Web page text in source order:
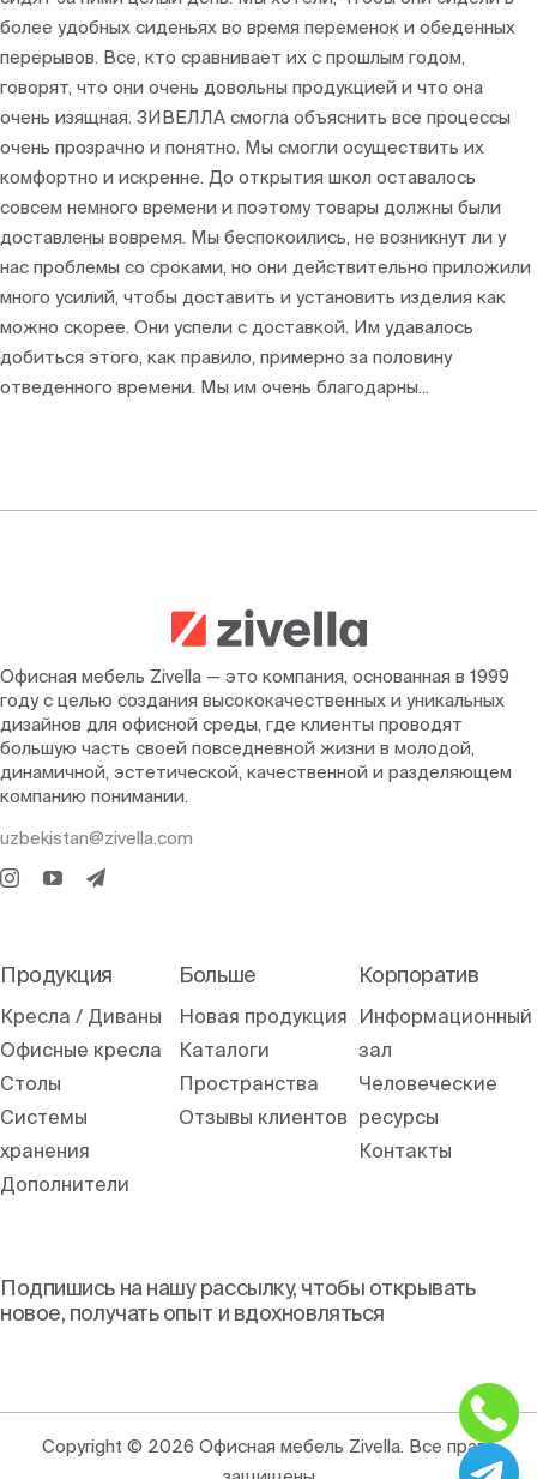
более удобных сиденьях во время переменок и обеденных
перерывов. Все, кто сравнивает их с прошлым годом,
говорят, что они очень довольны продукцией и что она
очень изящная. ЗИВЕЛЛА смогла объяснить все процессы
очень прозрачно и понятно. Мы смогли осуществить их
комфортно и искренне. До открытия школ оставалось
совсем немного времени и поэтому товары должны были
доставлены вовремя. Мы беспокоились, не возникнут ли у
нас проблемы со сроками, но они действительно приложили
много усилий, чтобы доставить и установить изделия как
можно скорее. Они успели с доставкой. Им удавалось
добиться этого, как правило, примерно за половину
отведенного времени. Мы им очень благодарны...
Офисная мебель Zivella — это компания, основанная в 1999
году с целью создания высококачественных и уникальных
дизайнов для офисной среды, где клиенты проводят
большую часть своей повседневной жизни в молодой,
динамичной, эстетической, качественной и разделяющем
компанию понимании.
uzbekistan@zivella.com
Продукция
Кресла / Диваны
Офисные кресла
Столы
Системы
хранения
Дополнители
Больше
Новая продукция
Каталоги
Пространства
Отзывы клиентов
Корпоратив
Информационный
зал
Человеческие
ресурсы
Контакты
Подпишись на нашу рассылку, чтобы открывать
новое, получать опыт и вдохновляться
Copyright © 2026 Офисная мебель Zivella. Все права